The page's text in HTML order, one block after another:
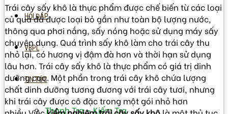
HỎI ĐÁP
VBPL
TIN TỨC
Thanh Tra – Kiếm Tra
Trái cây sấy khô là thực phẩm được chế biến từ các loại
củ quả đã được loại bỏ gần như toàn bộ lượng nước,
thông qua phơi nắng, sấy nóng hoặc sử dụng máy sấy
chuyên dụng. Quá trình sấy khô làm cho trái cây thu
nhỏ lại, có hương vị đậm đà hơn và thời hạn sử dụng
lâu hơn. Trái cây sấy khô là thực phẩm có giá trị dinh
dưỡng cao. Một phần trong trái cây khô chứa lượng
chất dinh dưỡng tương đương với trái cây tươi, nhưng
khi trái cây được cô đặc trong một gói nhỏ hơn